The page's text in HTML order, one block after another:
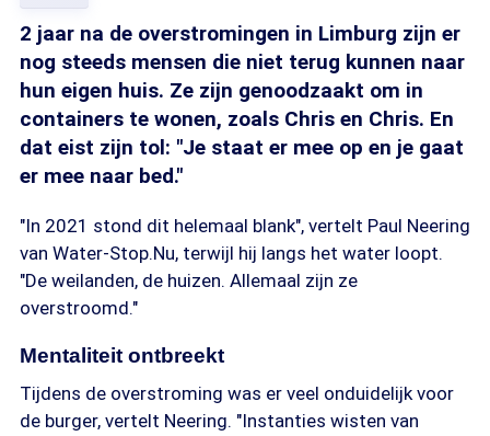
2 jaar na de overstromingen in Limburg zijn er
nog steeds mensen die niet terug kunnen naar
hun eigen huis. Ze zijn genoodzaakt om in
containers te wonen, zoals Chris en Chris. En
dat eist zijn tol: "Je staat er mee op en je gaat
er mee naar bed."
"In 2021 stond dit helemaal blank", vertelt Paul Neering
van Water-Stop.Nu, terwijl hij langs het water loopt.
"De weilanden, de huizen. Allemaal zijn ze
overstroomd."
Mentaliteit ontbreekt
Tijdens de overstroming was er veel onduidelijk voor
de burger, vertelt Neering. "Instanties wisten van